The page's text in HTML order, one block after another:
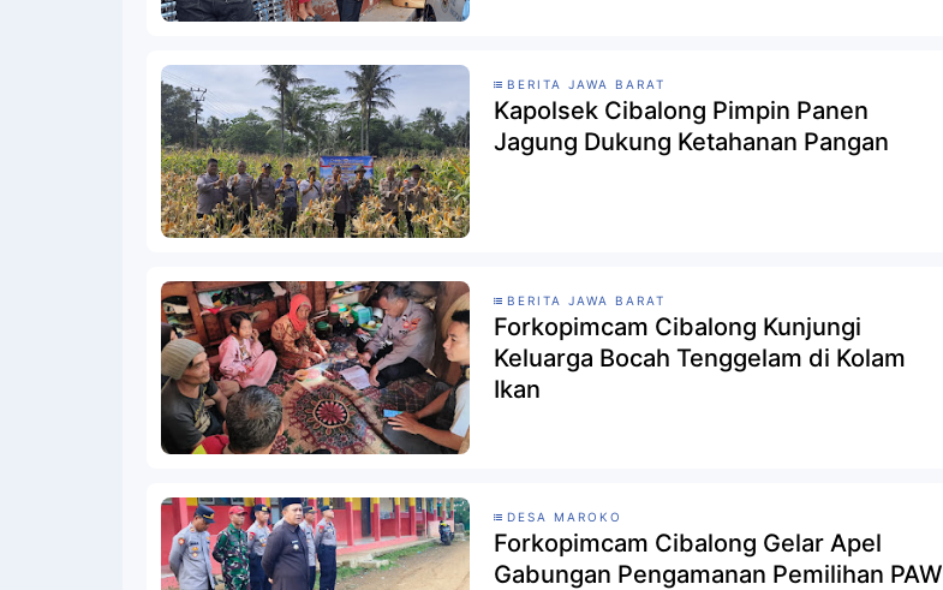
BERITA JAWA BARAT
Kapolsek Cibalong Pimpin Panen
Jagung Dukung Ketahanan Pangan
BERITA JAWA BARAT
Forkopimcam Cibalong Kunjungi
Keluarga Bocah Tenggelam di Kolam
Ikan
DESA MAROKO
Forkopimcam Cibalong Gelar Apel
Gabungan Pengamanan Pemilihan PAW